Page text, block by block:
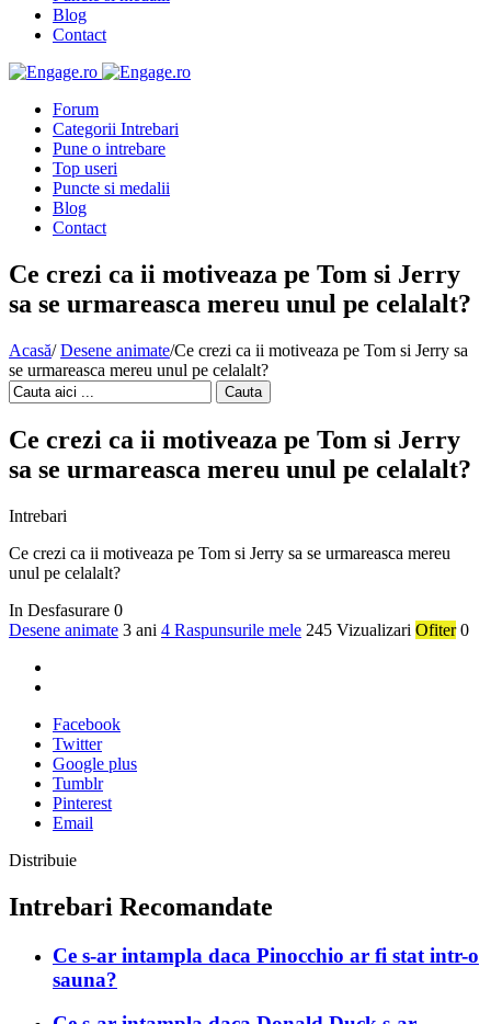
Blog
Contact
Forum
Categorii Intrebari
Pune o intrebare
Top useri
Puncte si medalii
Blog
Contact
Ce crezi ca ii motiveaza pe Tom si Jerry
sa se urmareasca mereu unul pe celalalt?
Acasă/ Desene animate/Ce crezi ca ii motiveaza pe Tom si Jerry sa
se urmareasca mereu unul pe celalalt?
Cauta
Ce crezi ca ii motiveaza pe Tom si Jerry
sa se urmareasca mereu unul pe celalalt?
Intrebari
Ce crezi ca ii motiveaza pe Tom si Jerry sa se urmareasca mereu
unul pe celalalt?
In Desfasurare 0
Desene animate 3 ani 4 Raspunsurile mele 245 Vizualizari Ofiter 0
Facebook
Twitter
Google plus
Tumblr
Pinterest
Email
Distribuie
Intrebari Recomandate
Ce s-ar intampla daca Pinocchio ar fi stat intr-o
sauna?